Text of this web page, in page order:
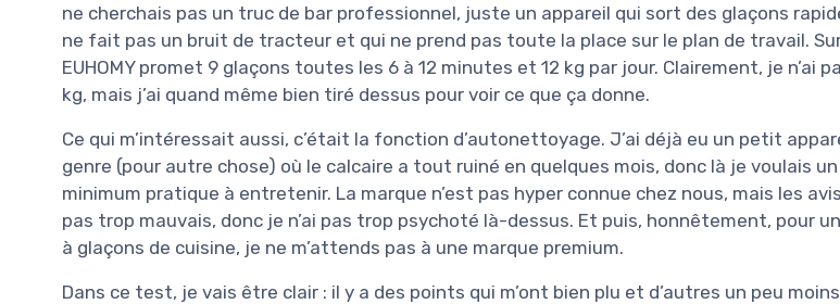
ne cherchais pas un truc de bar professionnel, juste un appareil qui sort des glaçons
ne fait pas un bruit de tracteur et qui ne prend pas toute la place sur le plan de travail.
EUHOMY promet 9 glaçons toutes les 6 à 12 minutes et 12 kg par jour. Clairement, je n’ai
kg, mais j’ai quand même bien tiré dessus pour voir ce que ça donne.
Ce qui m’intéressait aussi, c’était la fonction d’autonettoyage. J’ai déjà eu un petit
genre (pour autre chose) où le calcaire a tout ruiné en quelques mois, donc là je voulais
minimum pratique à entretenir. La marque n’est pas hyper connue chez nous, mais les
pas trop mauvais, donc je n’ai pas trop psychoté là-dessus. Et puis, honnêtement, pour
à glaçons de cuisine, je ne m’attends pas à une marque premium.
Dans ce test, je vais être clair : il y a des points qui m’ont bien plu et d’autres un peu